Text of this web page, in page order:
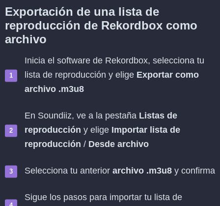
Exportación de una lista de
reproducción de Rekordbox como
archivo
Inicia el software de Rekordbox, selecciona tu
lista de reproducción y elige Exportar como
archivo .m3u8
En Soundiiz, ve a la pestaña Listas de
reproducción y elige Importar lista de
reproducción / Desde archivo
Selecciona tu anterior archivo .m3u8 y confirma
Sigue los pasos para importar tu lista de